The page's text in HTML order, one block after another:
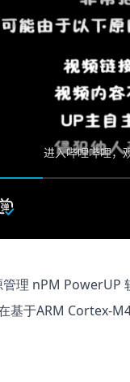
理 nPM PowerUP
基于ARM Cortex-